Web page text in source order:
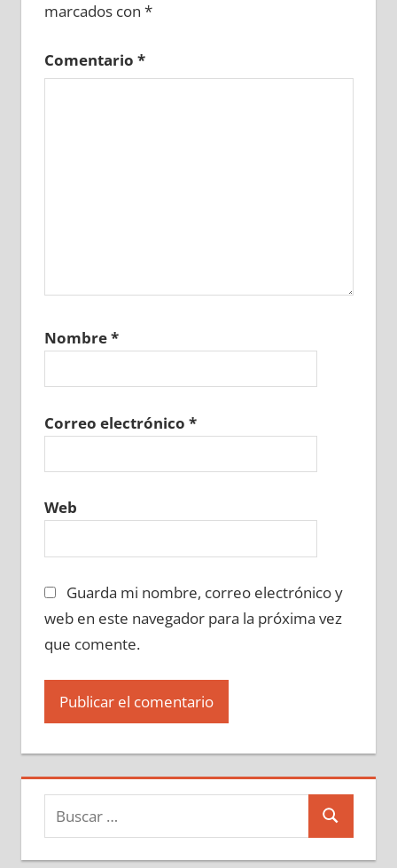
marcados con *
Comentario *
Nombre*
Correo electrónico *
Web
Guarda mi nombre, correo electrónico y
web en este navegador para la próxima vez
que comente.
Buscar